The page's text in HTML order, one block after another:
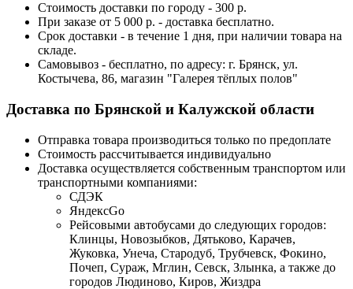
Стоимость доставки по городу - 300 р.
При заказе от 5 000 р. - доставка бесплатно.
Срок доставки - в течение 1 дня, при наличии товара на
складе.
Самовывоз - бесплатно, по адресу: г. Брянск, ул.
Костычева, 86, магазин "Галерея тёплых полов"
Доставка по Брянской и Калужской области
Отправка товара производиться только по предоплате
Стоимость рассчитывается индивидуально
Доставка осуществляется собственным транспортом или
транспортными компаниями:
СДЭК
ЯндексGo
Рейсовыми автобусами до следующих городов:
Клинцы, Новозыбков, Дятьково, Карачев,
Жуковка, Унеча, Стародуб, Трубчевск, Фокино,
Почеп, Сураж, Мглин, Севск, Злынка, а также до
городов Людиново, Киров, Жиздра